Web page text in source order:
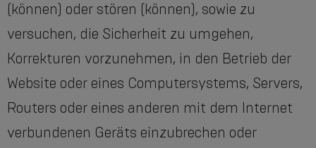
(können) oder stören (können), sowie zu
versuchen, die Sicherheit zu umgehen,
Korrekturen vorzunehmen, in den Betrieb der
Website oder eines Computersystems, Servers,
Routers oder eines anderen mit dem Internet
verbundenen Geräts einzubrechen oder